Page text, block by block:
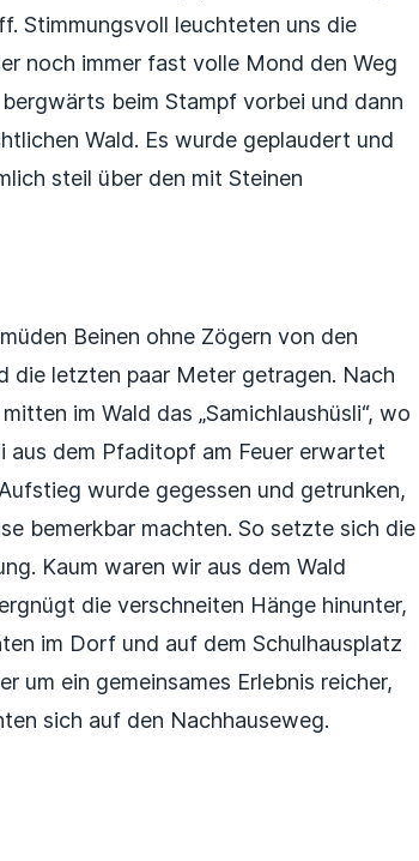
Stimmungsvoll leuchteten uns die
noch immer fast volle Mond den Weg
beim Stampf vorbei und dann
Wald. Es wurde geplaudert und
steil über den mit Steinen
Beinen ohne Zögern von den
die letzten paar Meter getragen. Nach
im Wald das „Samichlaushüsli“, wo
aus dem Pfaditopf am Feuer erwartet
wurde gegessen und getrunken,
bemerkbar machten. So setzte sich die
Kaum waren wir aus dem Wald
die verschneiten Hänge hinunter,
im Dorf und auf dem Schulhausplatz
um ein gemeinsames Erlebnis reicher,
sich auf den Nachhauseweg.